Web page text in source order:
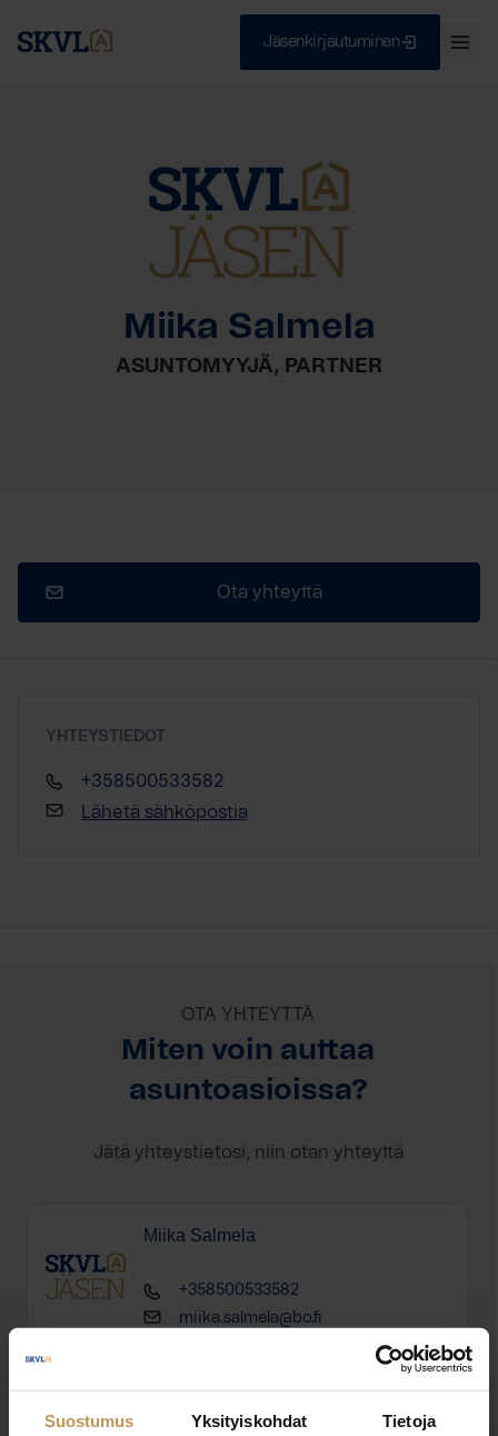
Suostumus Yksityiskohdat Tietoja
Jäsenkirjautuminen
Miika Salmela
ASUNTOMYYJÄ, PARTNER
Ota yhteyttä
YHTEYSTIEDOT
+358500533582
Lähetä sähköpostia
OTA YHTEYTTÄ
Miten voin auttaa
asuntoasioissa?
Jätä yhteystietosi, niin otan yhteyttä
Miika Salmela
+358500533582
miika.salmela@bo.fi